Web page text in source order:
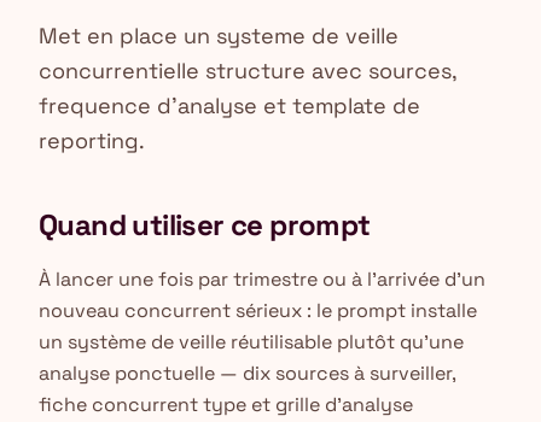
Met en place un systeme de veille
concurrentielle structure avec sources,
frequence d'analyse et template de
reporting.
Quand utiliser ce prompt
À lancer une fois par trimestre ou à l'arrivée d'un
nouveau concurrent sérieux : le prompt installe
un système de veille réutilisable plutôt qu'une
analyse ponctuelle — dix sources à surveiller,
fiche concurrent type et grille d'analyse